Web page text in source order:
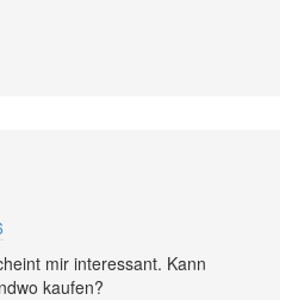
mir interessant. Kann
kaufen?